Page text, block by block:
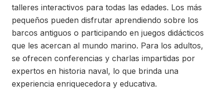
talleres interactivos para todas las edades. Los más
pequeños pueden disfrutar aprendiendo sobre los
barcos antiguos o participando en juegos didácticos
que les acercan al mundo marino. Para los adultos,
se ofrecen conferencias y charlas impartidas por
expertos en historia naval, lo que brinda una
experiencia enriquecedora y educativa.